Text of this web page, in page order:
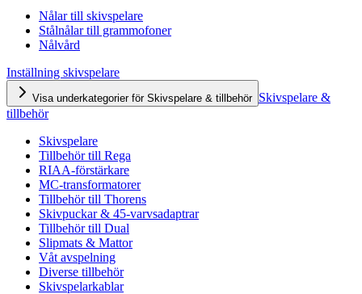
Nålar till skivspelare
Stålnålar till grammofoner
Nålvård
Inställning skivspelare
Visa underkategorier för Skivspelare & tillbehör Skivspelare &
tillbehör
Skivspelare
Tillbehör till Rega
RIAA-förstärkare
MC-transformatorer
Tillbehör till Thorens
Skivpuckar & 45-varvsadaptrar
Tillbehör till Dual
Slipmats & Mattor
Våt avspelning
Diverse tillbehör
Skivspelarkablar